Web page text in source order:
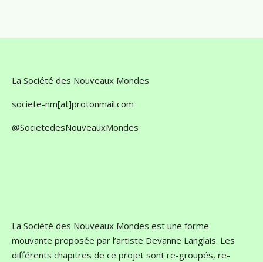
La Société des Nouveaux Mondes
societe-nm[at]protonmail.com
@SocietedesNouveauxMondes
La Société des Nouveaux Mondes est une forme
mouvante proposée par l’artiste Devanne Langlais. Les
différents chapitres de ce projet sont re-groupés, re-